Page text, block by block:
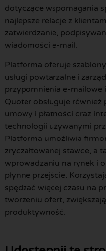
dotyczące wspomagania
najlepsze relacje z
zatwierdzanie,
wiadomości e-mail.
Platforma oferuje
usługi powtarzalne i
przypomnienia e-mailowe
Quoter obsługuje
umowy i płatności oraz
technologii używanymi
Platforma umożliwia
zryczałtowanej stawce, a
wprowadzaniu na rynek i
płynne przejście.
spędzać więcej czasu na
tworzeniu ofert,
produktywność.